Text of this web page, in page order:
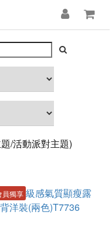
/活動派對主題)
員獨享